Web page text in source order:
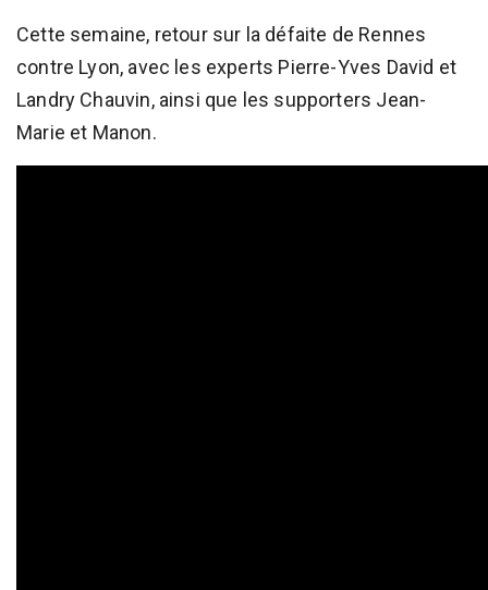
Cette semaine, retour sur la défaite de Rennes
contre Lyon, avec les experts Pierre-Yves David et
Landry Chauvin, ainsi que les supporters Jean-
Marie et Manon.